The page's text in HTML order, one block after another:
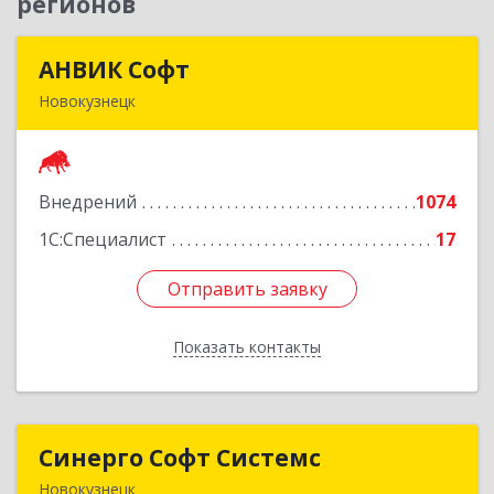
АНВИК Софт
Новокузнецк
Внедрений
1074
1С:Специалист
17
Отправить заявку
Показать контакты
Куйбышевский р-н, Невского ул, дом № 1, этаж
2
Отправить заявку
Назад
Синерго Софт Системс
Новокузнецк
Синерго Софт Системс